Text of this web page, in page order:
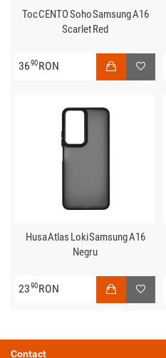
Toc CENTO Soho Samsung A16
Scarlet Red
3690RON
Husa Atlas Loki Samsung A16
Negru
2390RON
Contact